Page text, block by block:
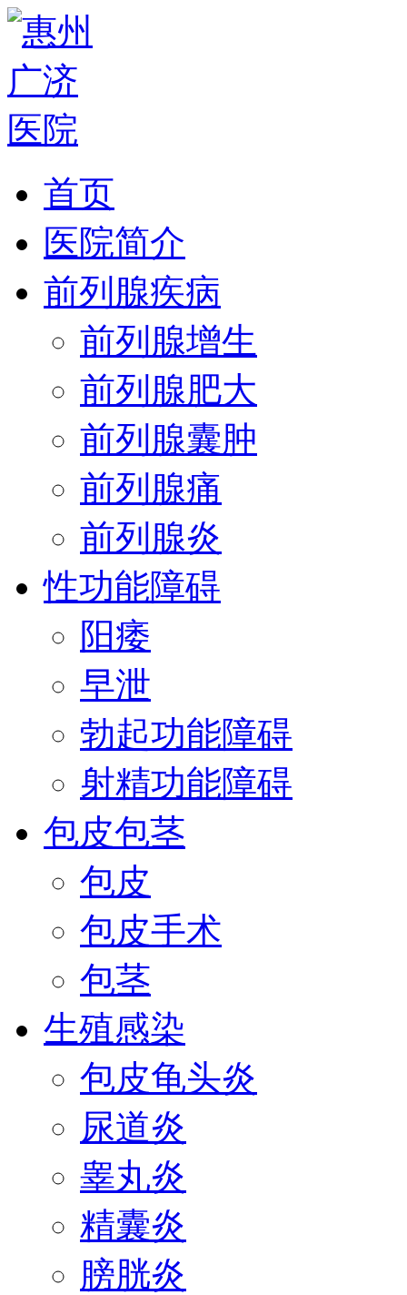
首页
医院简介
前列腺疾病
前列腺增生
前列腺肥大
前列腺囊肿
前列腺痛
前列腺炎
性功能障碍
阳痿
早泄
勃起功能障碍
射精功能障碍
包皮包茎
包皮
包皮手术
包茎
生殖感染
包皮龟头炎
尿道炎
睾丸炎
精囊炎
膀胱炎